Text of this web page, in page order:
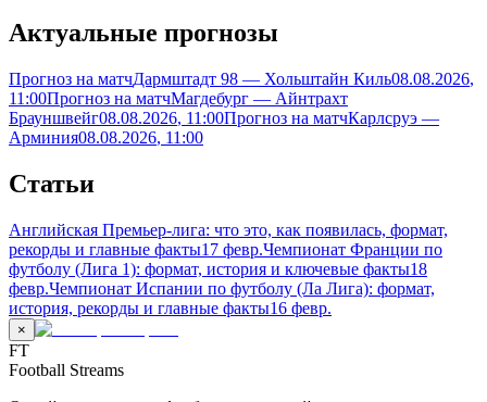
Актуальные прогнозы
Прогноз на матчДармштадт 98 — Хольштайн Киль08.08.2026,
11:00Прогноз на матчМагдебург — Айнтрахт
Брауншвейг08.08.2026, 11:00Прогноз на матчКарлсруэ —
Арминия08.08.2026, 11:00
Статьи
Английская Премьер-лига: что это, как появилась, формат,
рекорды и главные факты17 февр.Чемпионат Франции по
футболу (Лига 1): формат, история и ключевые факты18
февр.Чемпионат Испании по футболу (Ла Лига): формат,
история, рекорды и главные факты16 февр.
×
FT
Football Streams